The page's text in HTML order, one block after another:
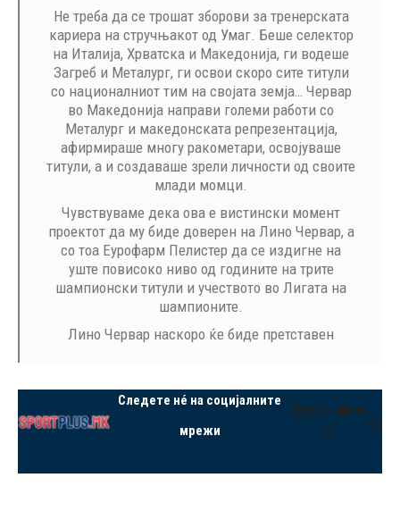
Не треба да се трошат зборови за тренерската
кариера на стручњакот од Умаг. Беше селектор
на Италија, Хрватска и Македонија, ги водеше
Загреб и Металург, ги освои скоро сите титули
со националниот тим на својата земја… Червар
во Македонија направи големи работи со
Металург и македонската репрезентација,
афирмираше многу ракометари, освојуваше
титули, а и создаваше зрели личности од своите
млади момци.
Чувствуваме дека ова е вистински момент
проектот да му биде доверен на Лино Червар, а
со тоа Еурофарм Пелистер да се издигне на
уште повисоко ниво од годините на трите
шампионски титули и учеството во Лигата на
шампионите.
Лино Червар наскоро ќе биде претставен
Следете нé на социјалните
мрежи
Facebook
Instagram
X YouTube
VK
Mail